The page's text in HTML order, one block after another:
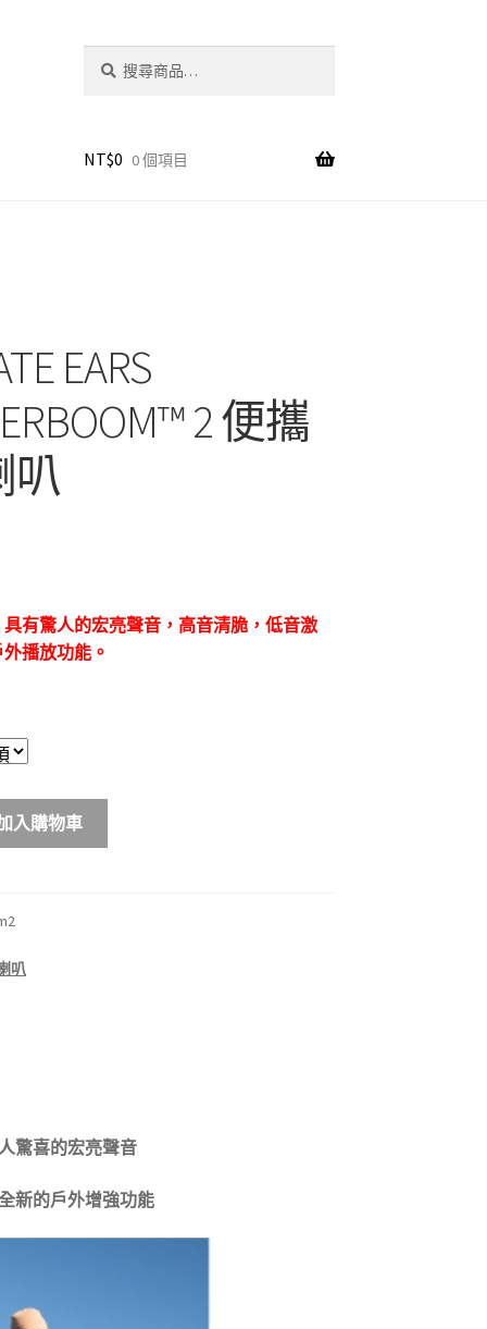
字:
NT$0 0 個項目
EARS
2 便攜
叭
有驚人的宏亮聲音，高音清脆，低音激
播放功能。
入購物車
叭
驚喜的宏亮聲音
新的戶外增強功能